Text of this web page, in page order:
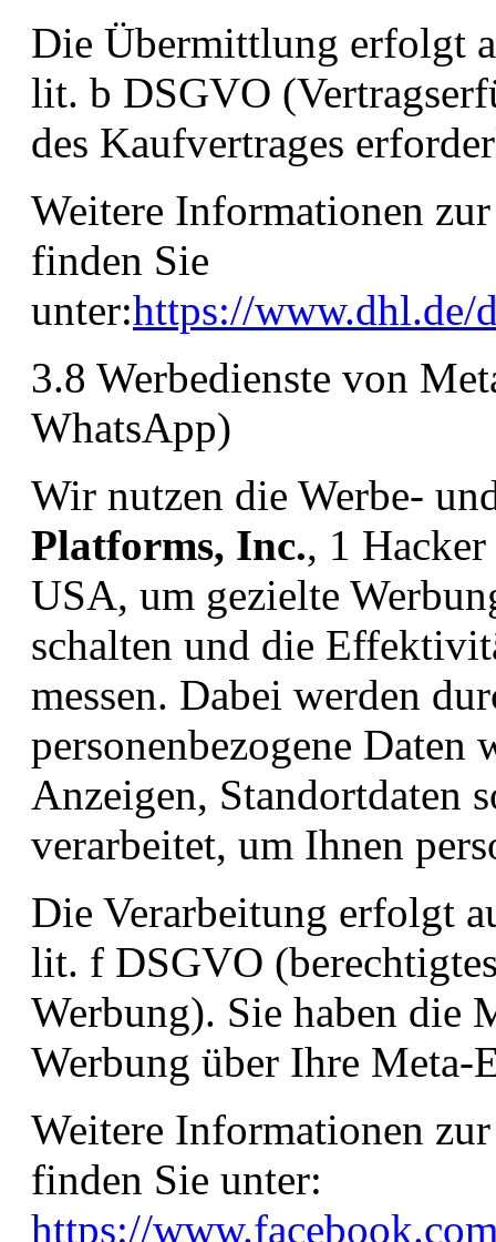
Die Übermittlung erfolgt
lit. b DSGVO
des Kaufvertrages
Weitere Informationen
finden Sie
unter:https://www.dhl.de/
3.8 Werbedienste von
WhatsApp)
Wir nutzen die Werbe-
Platforms, Inc., 1
USA, um gezielte
schalten und die
messen. Dabei werden
personenbezogene
Anzeigen, Standortdaten
verarbeitet, um Ihnen
Die Verarbeitung erfolgt
lit. f DSGVO
Werbung). Sie haben die
Werbung über Ihre Meta-
Weitere Informationen
finden Sie unter:
https://